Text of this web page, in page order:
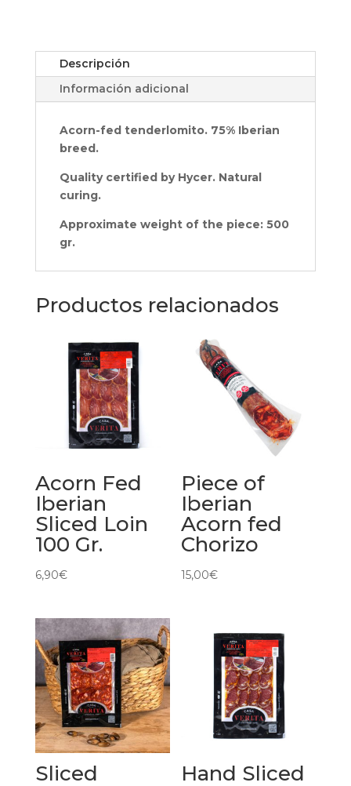
Gr.
Approx.
Descripción
Información adicional
Acorn-fed tenderlomito. 75% Iberian
breed.
Quality certified by Hycer. Natural
curing.
Approximate weight of the piece: 500
gr.
Productos relacionados
Acorn Fed
Iberian
Sliced Loin
100 Gr.
6,90€
Piece of
Iberian
Acorn fed
Chorizo
15,00€
Sliced
Hand Sliced